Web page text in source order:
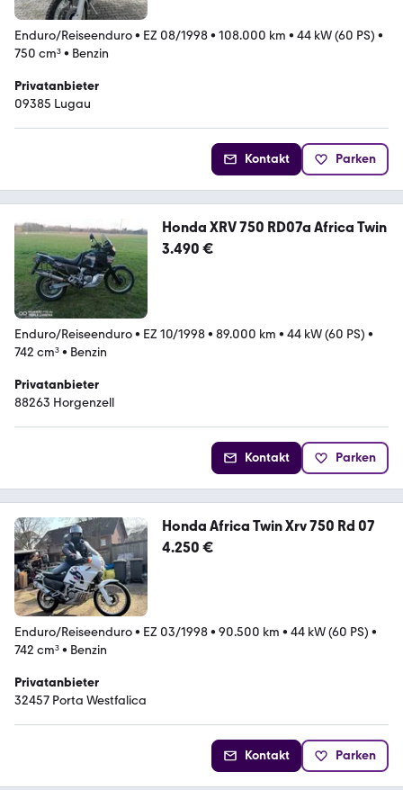
Enduro/Reiseenduro• EZ 08/1998• 108.000 km • 44 kW (60 PS) •
750 cm³• Benzin
Privatanbieter
09385 Lugau
Kontakt Parken
Honda XRV 750 RD07a Africa Twin
3.490 €
Enduro/Reiseenduro• EZ 10/1998• 89.000 km • 44 kW (60 PS) •
742 cm³• Benzin
Privatanbieter
88263 Horgenzell
Kontakt Parken
Honda Africa Twin Xrv 750 Rd 07
4.250 €
Enduro/Reiseenduro• EZ 03/1998• 90.500 km • 44 kW (60 PS) •
742 cm³• Benzin
Privatanbieter
32457 Porta Westfalica
Kontakt Parken